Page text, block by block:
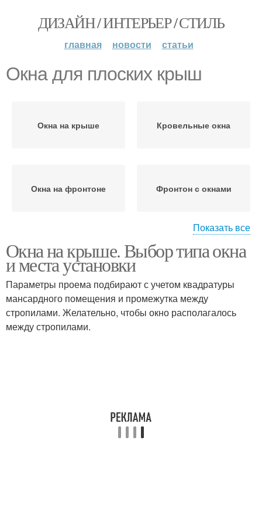
ДИЗАЙН / ИНТЕРЬЕР / СТИЛЬ
главная новости статьи
Окна для плоских крыш
Окна на крыше Кровельные окна
Окна на фронтоне Фронтон с окнами
Слуховое окно Окно на крыше
Мансардное окно Окно в плоской крыше
Показать все
Окна на крыше. Выбор типа окна
и места установки
Параметры проема подбирают с учетом квадратуры
мансардного помещения и промежутка между
стропилами. Желательно, чтобы окно располагалось
между стропилами.